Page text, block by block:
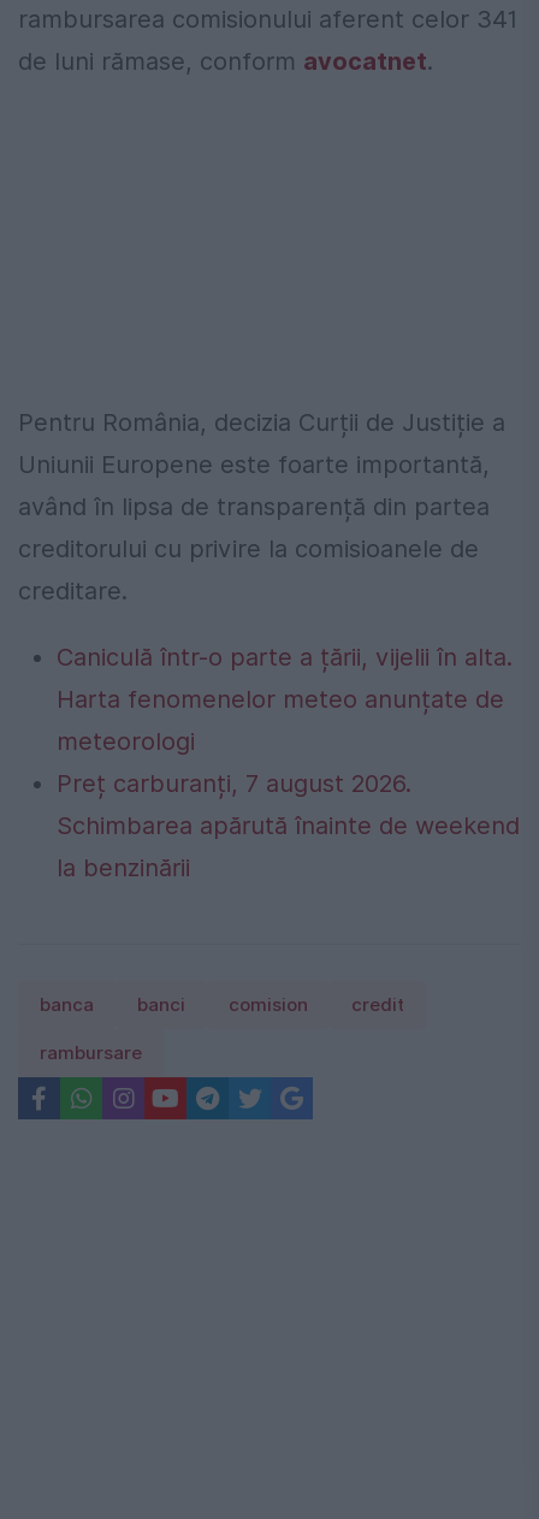
rambursarea comisionului aferent celor 341
de luni rămase, conform avocatnet.
Pentru România, decizia Curții de Justiție a
Uniunii Europene este foarte importantă,
având în lipsa de transparență din partea
creditorului cu privire la comisioanele de
creditare.
Caniculă într-o parte a țării, vijelii în alta.
Harta fenomenelor meteo anunțate de
meteorologi
Preț carburanți, 7 august 2026.
Schimbarea apărută înainte de weekend
la benzinării
banca banci comision credit
rambursare